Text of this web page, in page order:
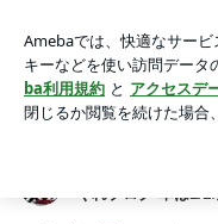
ージの低走行車＼(^o^)
～の気まぐれブログ 車
アプリをダウンロードし
ょう。
ぐれブログ 車は1/1